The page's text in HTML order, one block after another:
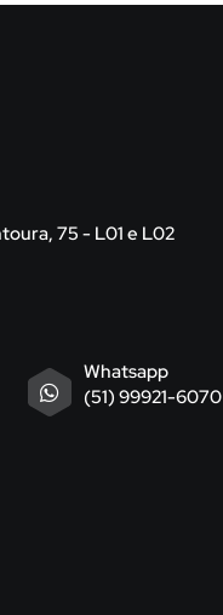
75 - L01 e L02
Whatsapp
(51) 99921-6070